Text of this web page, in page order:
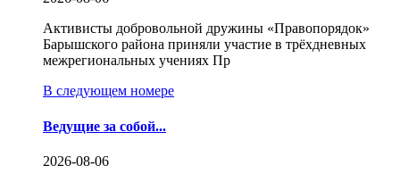
Активисты добровольной дружины «Правопорядок»
Барышского района приняли участие в трёхдневных
межрегиональных учениях Пр
В следующем номере
Ведущие за собой...
2026-08-06